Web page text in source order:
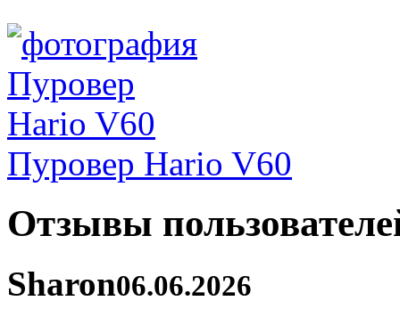
Пуровер Hario V60
Отзывы
Sharon06.06.2026